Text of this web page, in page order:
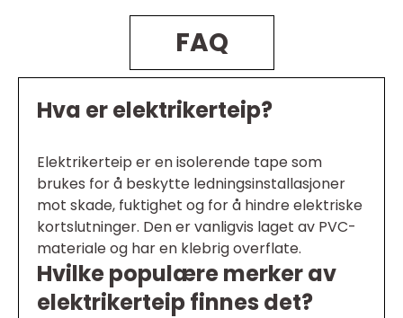
FAQ
Hva er elektrikerteip?
Elektrikerteip er en isolerende tape som
brukes for å beskytte ledningsinstallasjoner
mot skade, fuktighet og for å hindre elektriske
kortslutninger. Den er vanligvis laget av PVC-
materiale og har en klebrig overflate.
Hvilke populære merker av
elektrikerteip finnes det?